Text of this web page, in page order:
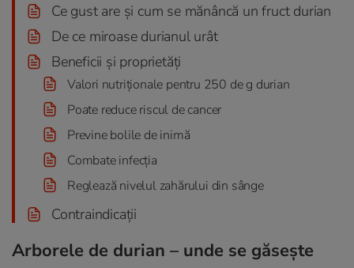
Ce gust are și cum se mănâncă un fruct durian
De ce miroase durianul urât
Beneficii și proprietăți
Valori nutriționale pentru 250 de g durian
Poate reduce riscul de cancer
Previne bolile de inimă
Combate infecția
Reglează nivelul zahărului din sânge
Contraindicații
Arborele de durian – unde se găsește